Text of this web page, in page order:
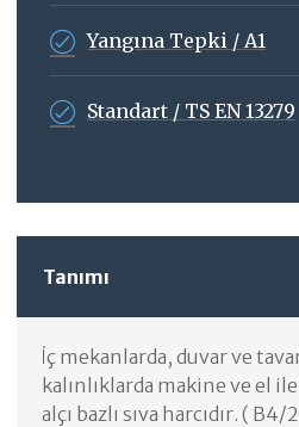
Yangına Tepki / A1
Standart / TS EN 13279
Tanımı
İç mekanlarda, duvar ve
kalınlıklarda makine ve el
alçı bazlı sıva harcıdır. ( B4/